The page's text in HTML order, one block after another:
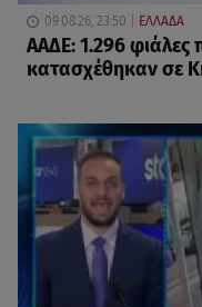
09.08.26, 23:50 ΕΛΛΑΔΑ
ΑΑΔΕ: 1.296
κατασχέθηκαν σε